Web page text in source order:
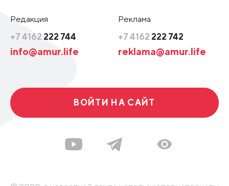
Редакция
+7 4162 222 744
info@amur.life
Реклама
+7 4162 222 742
reklama@amur.life
ВОЙТИ НА САЙТ